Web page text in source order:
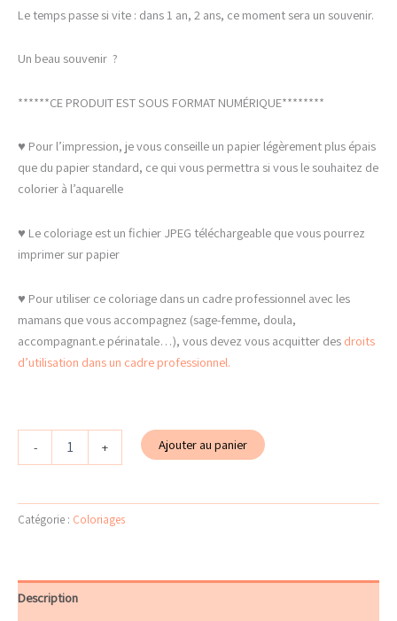
Le temps passe si vite : dans 1 an, 2 ans, ce moment sera un souvenir.
Un beau souvenir ?
******CE PRODUIT EST SOUS FORMAT NUMÉRIQUE********
♥ Pour l’impression, je vous conseille un papier légèrement plus épais
que du papier standard, ce qui vous permettra si vous le souhaitez de
colorier à l’aquarelle
♥ Le coloriage est un fichier JPEG téléchargeable que vous pourrez
imprimer sur papier
♥ Pour utiliser ce coloriage dans un cadre professionnel avec les
mamans que vous accompagnez (sage-femme, doula,
accompagnant.e périnatale…), vous devez vous acquitter des droits
d’utilisation dans un cadre professionnel.
-
sieste
à
+ Ajouter au panier
Catégorie : Coloriages
Description